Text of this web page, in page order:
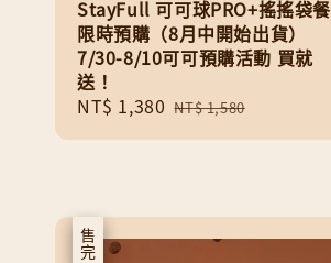
StayFull 可可球PRO+搖搖袋餐
限時預購（8月中開始出貨）
7/30-8/10可可預購活動 買就
送！
Sale
NT$ 1,380 Regular
NT$ 1,580
優惠
售完